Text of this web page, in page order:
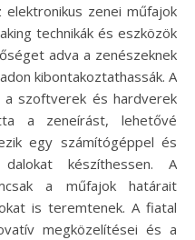
zenei műfajok
technikák és eszközök
adva a zenészeknek
kibontakoztathassák. A
a szoftverek és hardverek
a zeneírást, lehetővé
egy számítógéppel és
készíthessen. A
a műfajok határait
is teremtenek. A fiatal
megközelítései és a